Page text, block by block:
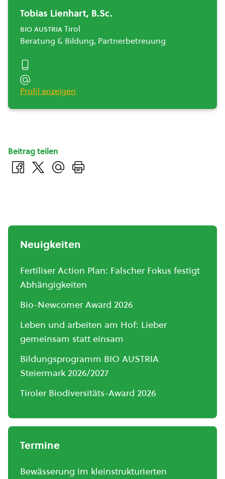
Tobias Lienhart, B.Sc.
bio austriaTirol
Beratung & Bildung, Partnerbetreuung
Profil anzeigen
Beitrag teilen
Neuigkeiten
Fertiliser Action Plan: Falscher Fokus festigt
Abhängigkeiten
Bio-Newcomer Award 2026
Leben und arbeiten am Hof: Lieber
gemeinsam statt einsam
Bildungsprogramm BIO AUSTRIA
Steiermark 2026/2027
Tiroler Biodiversitäts-Award 2026
Termine
Bewässerung im kleinstrukturierten